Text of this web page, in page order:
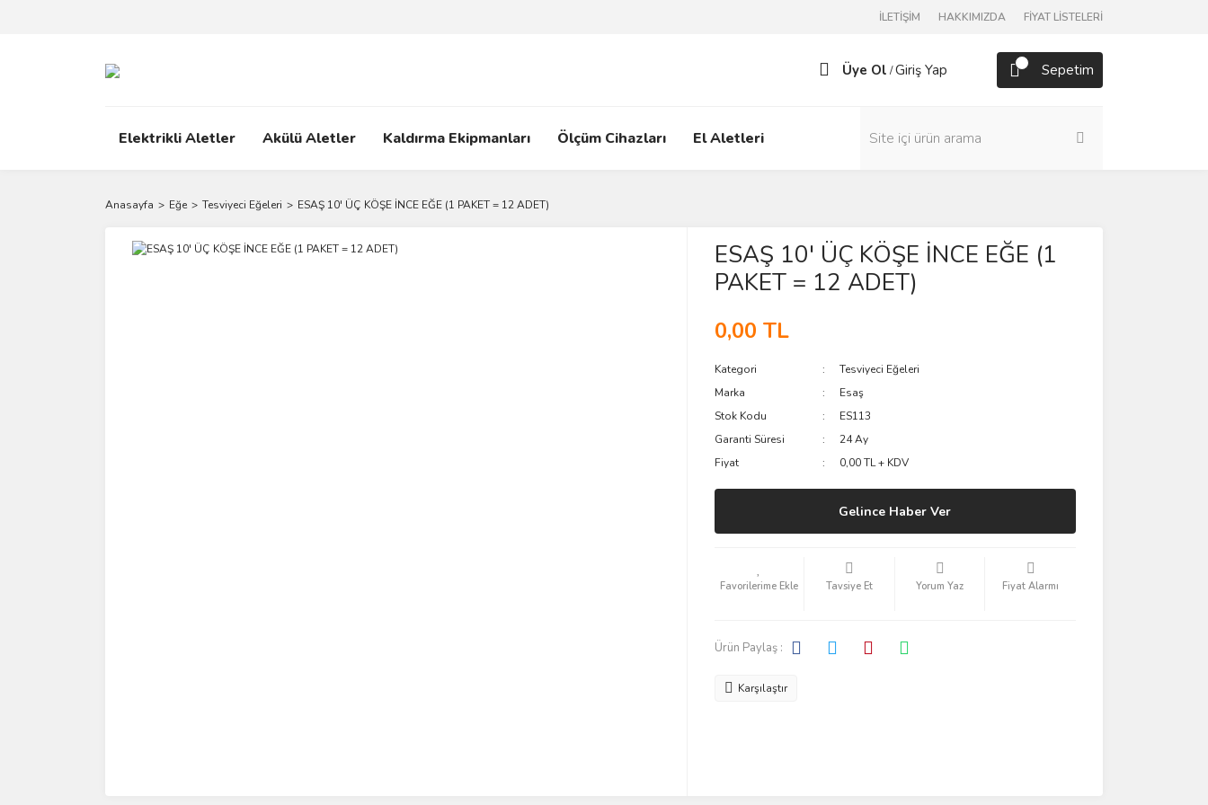
İLETİŞİM HAKKIMIZDA FİYAT LİSTELERİ
Üye Ol /Giriş Yap Sepetim
Elektrikli Aletler Akülü Aletler Kaldırma Ekipmanları Ölçüm Cihazları El Aletleri
Anasayfa Eğe Tesviyeci Eğeleri ESAŞ 10' ÜÇ KÖŞE İNCE EĞE (1 PAKET = 12 ADET)
ESAŞ 10' ÜÇ KÖŞE İNCE EĞE (1
PAKET = 12 ADET)
0,00 TL
Kategori
Tesviyeci Eğeleri
Marka
Esaş
Stok Kodu
ES113
Garanti Süresi
24 Ay
Fiyat
0,00 TL + KDV
Gelince Haber Ver
Tavsiye Et Yorum Yaz Fiyat Alarmı
Ürün Paylaş :
Karşılaştır